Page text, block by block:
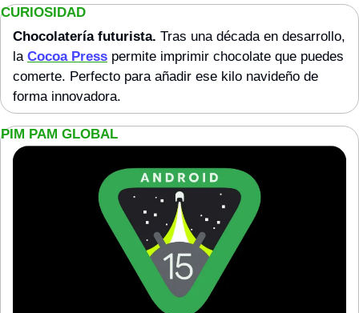
CURIOSIDAD
Chocolatería futurista. Tras una década en desarrollo,
la Cocoa Press permite imprimir chocolate que puedes
comerte. Perfecto para añadir ese kilo navideño de
forma innovadora.
PIM PAM GLOBAL